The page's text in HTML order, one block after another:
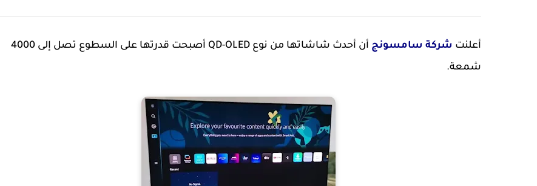
أعلنت شركة سامسونج
أن أحدث شاشاتها من نوع QD-OLED أصبحت قدرتها على السطوع تصل إلى 4000
شمعة.